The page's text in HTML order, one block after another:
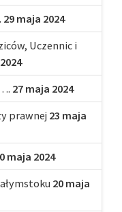
29 maja 2024
Uczennic i
27 maja 2024
prawnej 23 maja
maja 2024
20 maja